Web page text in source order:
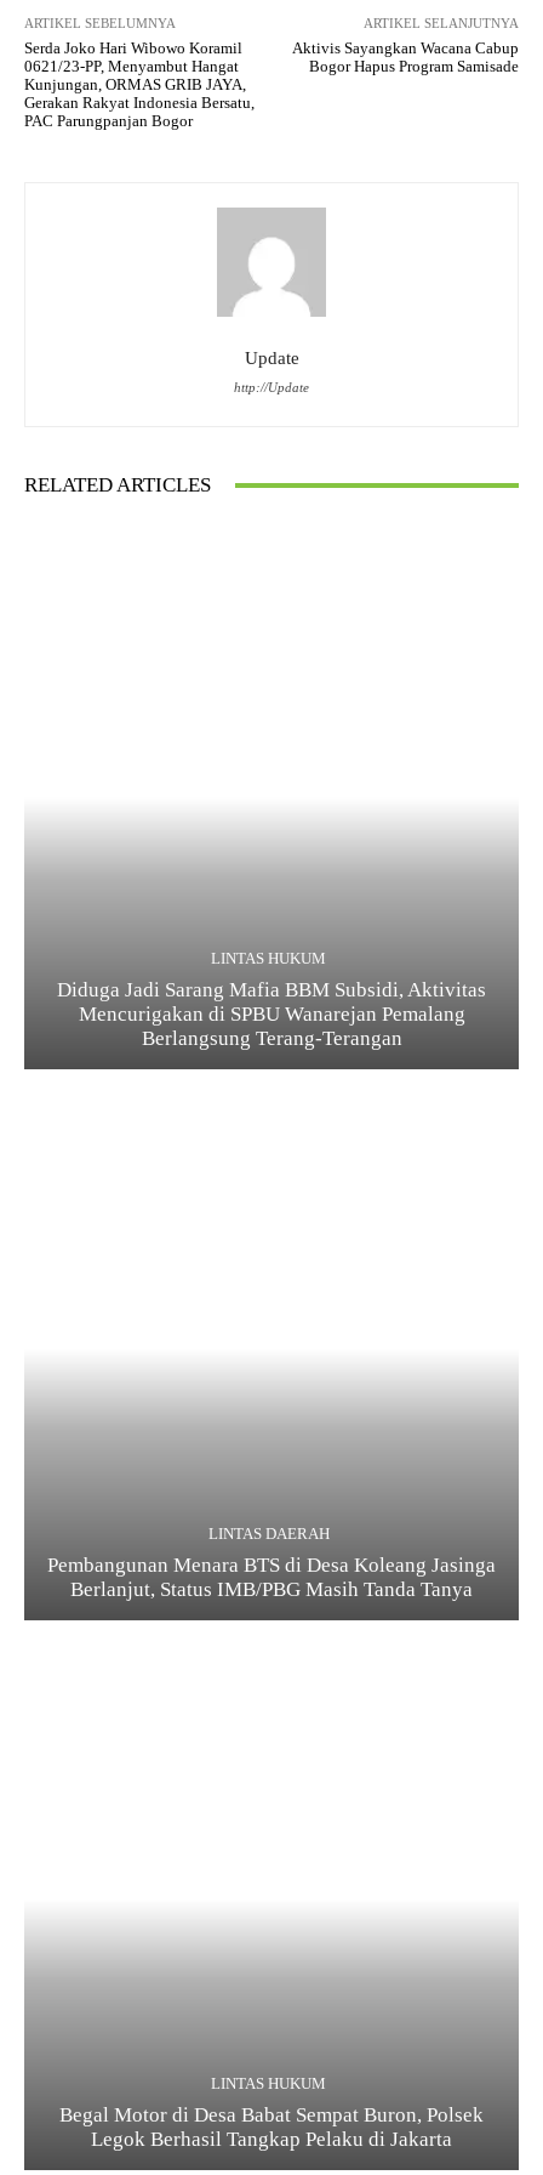
ARTIKEL SEBELUMNYA
Serda Joko Hari Wibowo Koramil
0621/23-PP, Menyambut Hangat
Kunjungan, ORMAS GRIB JAYA,
Gerakan Rakyat Indonesia Bersatu,
PAC Parungpanjan Bogor
ARTIKEL SELANJUTNYA
Aktivis Sayangkan Wacana Cabup
Bogor Hapus Program Samisade
Update
http://Update
RELATED ARTICLES
LINTAS HUKUM
Diduga Jadi Sarang Mafia BBM Subsidi, Aktivitas
Mencurigakan di SPBU Wanarejan Pemalang
Berlangsung Terang-Terangan
LINTAS DAERAH
Pembangunan Menara BTS di Desa Koleang Jasinga
Berlanjut, Status IMB/PBG Masih Tanda Tanya
LINTAS HUKUM
Begal Motor di Desa Babat Sempat Buron, Polsek
Legok Berhasil Tangkap Pelaku di Jakarta